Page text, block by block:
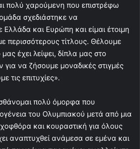
πολύ χαρούμενη που επιστρέφω
σχεδιάστηκε να
Ελλάδα και Ευρώπη και είμαι έτοιμη
περισσότερους τίτλους. Θέλουμε
έχει λείψει, δίπλα μας στο
για να ζήσουμε μοναδικές στιγμές
τις επιτυχίες».
πολύ όμορφα που
του Ολυμπιακού μετά από μια
και κουραστική για όλους
αναπτυχθεί ανάμεσα σε εμένα και